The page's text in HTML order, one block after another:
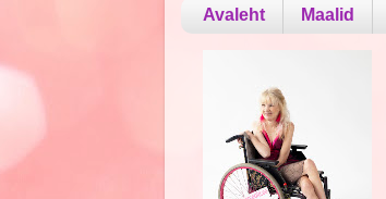
Avaleht Maalid